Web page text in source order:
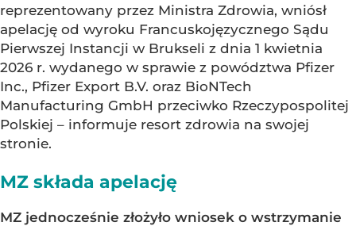
reprezentowany przez Ministra Zdrowia, wniósł
apelację od wyroku Francuskojęzycznego Sądu
Pierwszej Instancji w Brukseli z dnia 1 kwietnia
2026 r. wydanego w sprawie z powództwa Pfizer
Inc., Pfizer Export B.V. oraz BioNTech
Manufacturing GmbH przeciwko Rzeczypospolitej
Polskiej – informuje resort zdrowia na swojej
stronie.
MZ składa apelację
MZ jednocześnie złożyło wniosek o wstrzymanie